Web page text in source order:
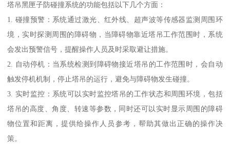
塔吊黑匣子防碰撞系统的功能包括以下几个方面：
1. 碰撞预警：系统通过激光、红外线、超声波等传感器监测周围环
境，实时探测周围的障碍物，当障碍物靠近塔吊工作范围时，系统
会发出预警信号，提醒操作人员及时采取避让措施。
2. 自动停机：当系统检测到障碍物接近塔吊的工作范围时，会自动
触发停机机制，停止塔吊的运行，避免与障碍物发生碰撞。
3. 实时监控：系统可以实时监控塔吊的工作状态和周围环境，包括
塔吊的高度、角度、转速等参数，同时还可以实时显示周围的障碍
物位置和距离，提供给操作人员参考，帮助其做出正确的操作决
策。